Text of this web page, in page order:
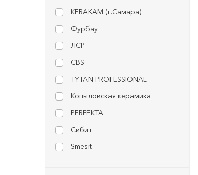
KERAKAM (г.Самара)
Фурбау
ЛСР
CBS
TYTAN PROFESSIONAL
Копыловская керамика
PERFEKTA
Сибит
Smesit